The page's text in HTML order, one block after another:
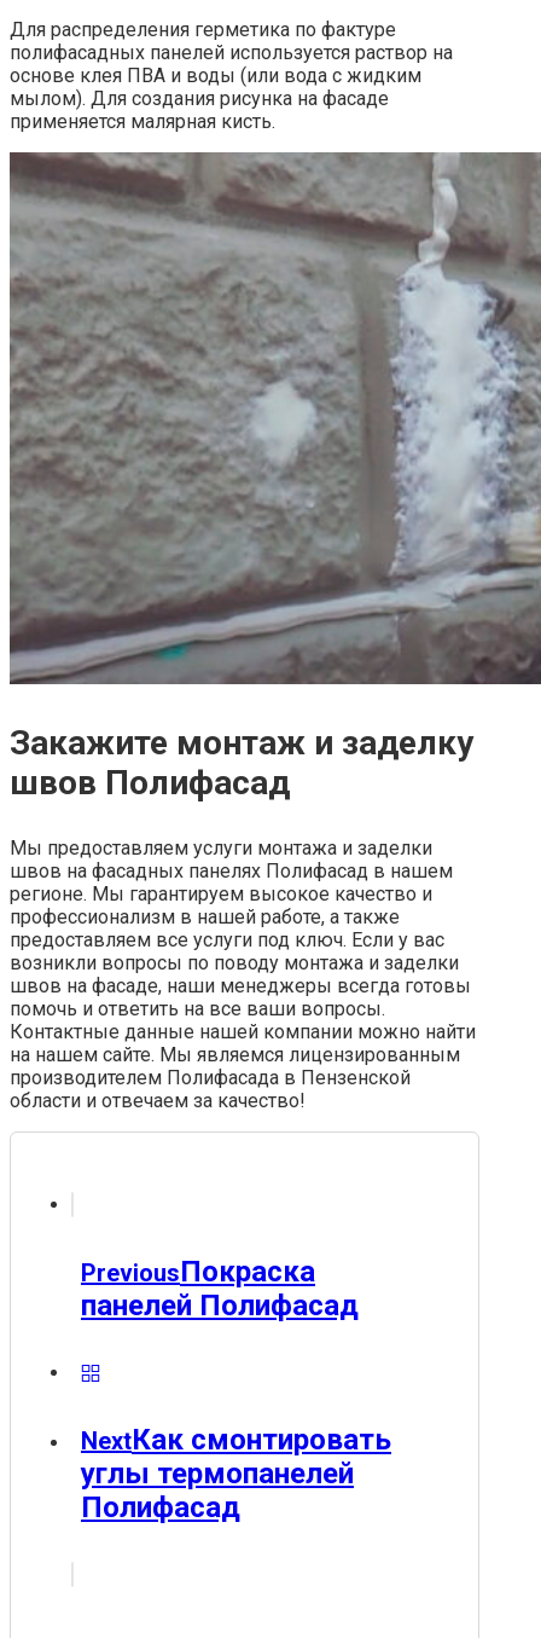
Для распределения герметика по фактуре
полифасадных панелей используется раствор на
основе клея ПВА и воды (или вода с жидким
мылом). Для создания рисунка на фасаде
применяется малярная кисть.
Закажите монтаж и заделку
швов Полифасад
Мы предоставляем услуги монтажа и заделки
швов на фасадных панелях Полифасад в нашем
регионе. Мы гарантируем высокое качество и
профессионализм в нашей работе, а также
предоставляем все услуги под ключ. Если у вас
возникли вопросы по поводу монтажа и заделки
швов на фасаде, наши менеджеры всегда готовы
помочь и ответить на все ваши вопросы.
Контактные данные нашей компании можно найти
на нашем сайте. Мы являемся лицензированным
производителем Полифасада в Пензенской
области и отвечаем за качество!
PreviousПокраска
панелей Полифасад
NextКак смонтировать
углы термопанелей
Полифасад